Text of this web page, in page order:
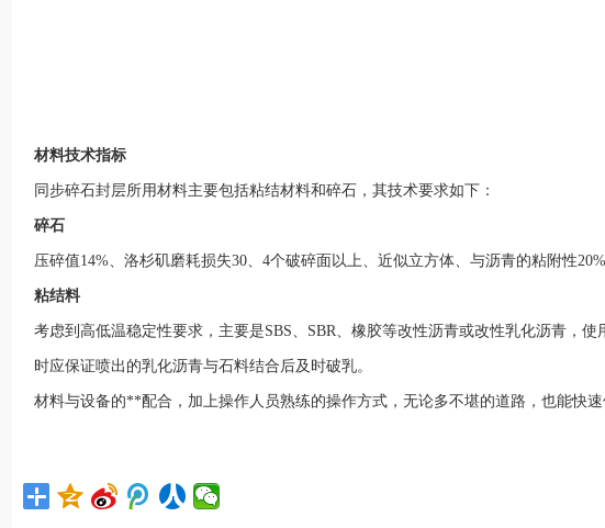
材料技术指标
同步碎石封层所用材料主要包括粘结材料和碎石，其技术要求如下：
碎石
压碎值14%、洛杉矶磨耗损失30、4个破碎面以上、近似立方体、与沥青的粘附性
粘结料
考虑到高低温稳定性要求，主要是SBS、SBR、橡胶等改性沥青或改性乳化沥青，
时应保证喷出的乳化沥青与石料结合后及时破乳。
材料与设备的**配合，加上操作人员熟练的操作方式，无论多不堪的道路，也能快